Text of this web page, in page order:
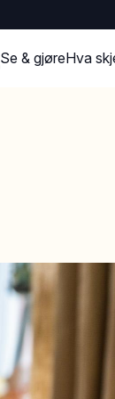
Se & gjøreHva